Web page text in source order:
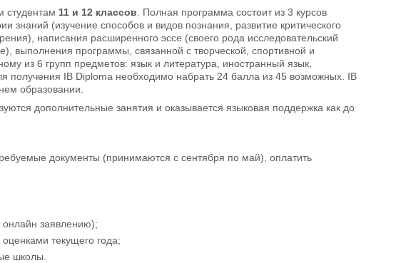
студентам 11 и 12 классов . Полная программа состоит из 3 курсов
знаний (изучение способов и видов познания, развитие критического
написания расширенного эссе (своего рода исследовательский
выполнения программы, связанной с творческой, спортивной и
из 6 групп предметов: язык и литература, иностранный язык,
получения IB Diploma необходимо набрать 24 балла из 45 возможных. IB
образовании.
дополнительные занятия и оказывается языковая поддержка как до
документы (принимаются с сентября по май), оплатить
онлайн заявлению);
текущего года;
школы.